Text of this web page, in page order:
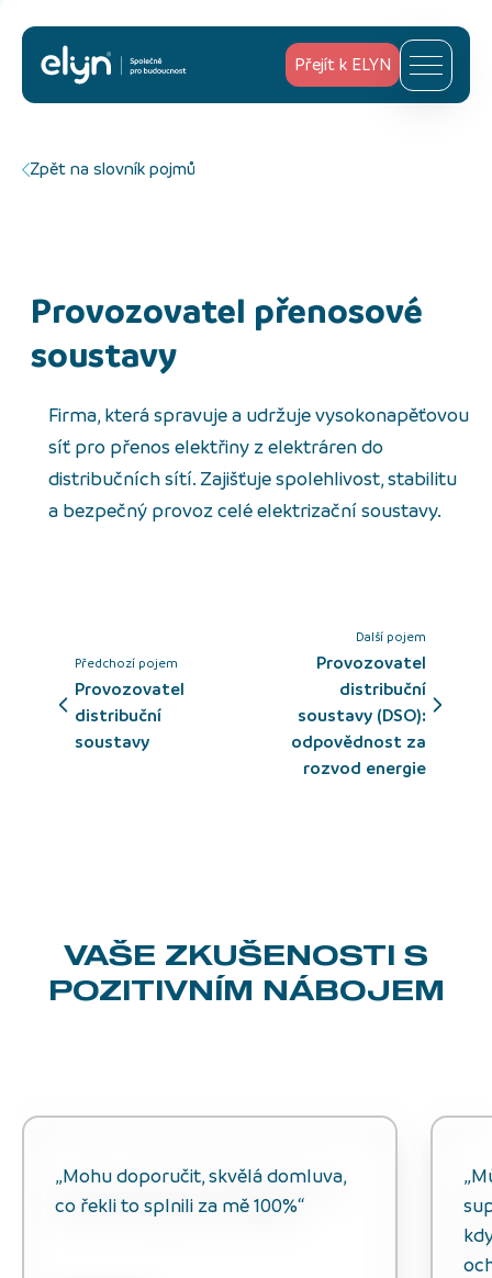
Přejít k ELYN
Zpět na slovník pojmů
provozovatel přenosové
soustavy
Firma, která spravuje a udržuje vysokonapěťovou
síť pro přenos elektřiny z elektráren do
distribučních sítí. Zajišťuje spolehlivost, stabilitu
a bezpečný provoz celé elektrizační soustavy.
Předchozí pojem
provozovatel
distribuční
soustavy
Další pojem
Provozovatel
distribuční
soustavy (DSO):
odpovědnost za
rozvod energie
VAŠE ZKUŠENOSTI S
POZITIVNÍM NÁBOJEM
„Mohu doporučit, skvělá domluva,
co řekli to splnili za mě 100%“